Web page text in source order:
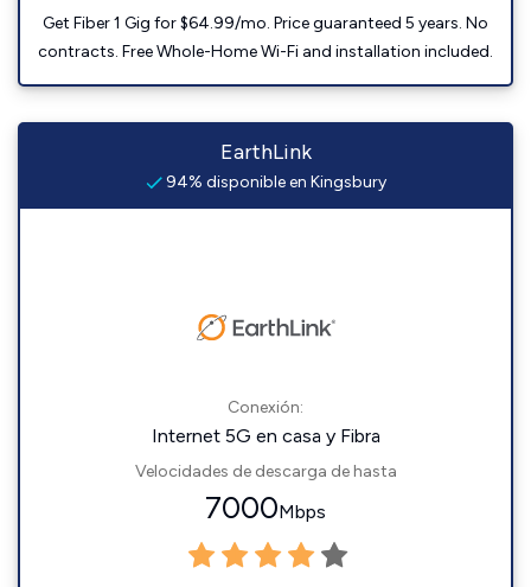
Get Fiber 1 Gig for $64.99/mo. Price guaranteed 5 years. No
contracts. Free Whole-Home Wi-Fi and installation included.
EarthLink
94% disponible en Kingsbury
Conexión:
Internet 5G en casa y Fibra
Velocidades de descarga de hasta
7000Mbps